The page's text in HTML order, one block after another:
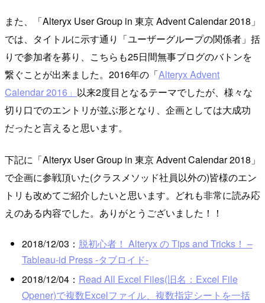
また、「Alteryx User Group in 東京 Advent Calendar 2018」
では、タイトルに示す通り「ユーザーグループの関係者」括
りで参加者を募り、こちらも25日間無事ブログのバトンを
繋ぐことが出来ました。2016年の「Alteryx Advent
Calendar 2016」 以来2度目となるテーマでしたが、様々な
切り口でのエントリが並ぶ形となり、企画としては大成功
だったと言えると思います。
下記に「Alteryx User Group in 東京 Advent Calendar 2018」
で企画に参戦頂いた(クラスメソッド社員以外の)皆様のエン
トリも改めてご紹介したいと思います。どれも非常に読み応
えのある内容でした。ありがとうございました！！
2018/12/03： 脱初心者！ Alteryx の Tips and Tricks！ –
Tableau-id Press -タブロイド-
2018/12/04： Read All Excel Files(旧名：Excel File
Opener)で複数Excelファイル、複数指定シートを一括